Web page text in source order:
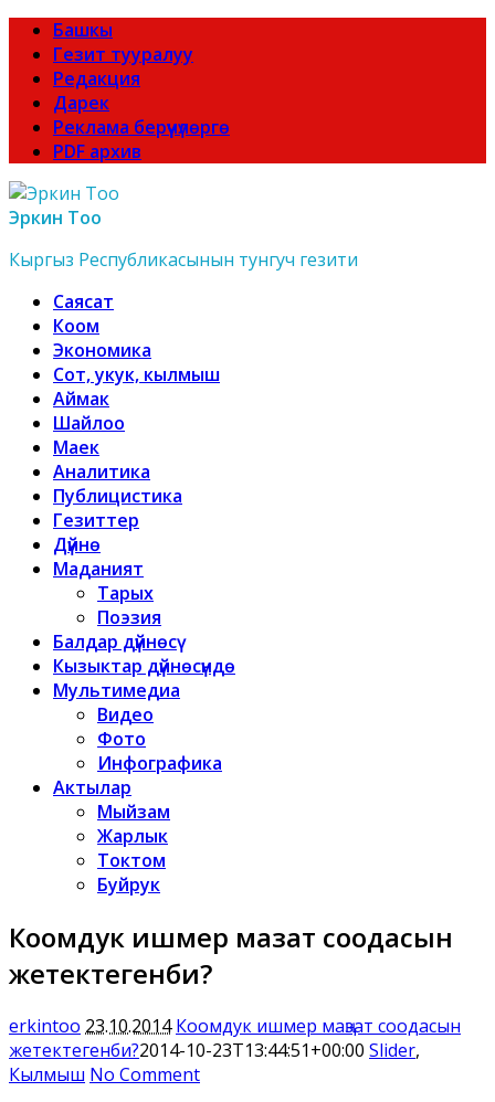
Башкы
Гезит тууралуу
Редакция
Дарек
Реклама берүүчүлөргө
PDF архив
Эркин Тоо
Кыргыз Республикасынын тунгуч гезити
Саясат
Коом
Экономика
Сот, укук, кылмыш
Аймак
Шайлоо
Маек
Аналитика
Публицистика
Гезиттер
Дүйнө
Маданият
Тарых
Поэзия
Балдар дүйнөсү
Кызыктар дүйнөсүндө
Мультимедиа
Видео
Фото
Инфографика
Актылар
Мыйзам
Жарлык
Токтом
Буйрук
Коомдук ишмер маңзат соодасын
жетектегенби?
erkintoo 23.10.2014 Коомдук ишмер маңзат соодасын
жетектегенби?2014-10-23T13:44:51+00:00 Slider,
Кылмыш No Comment